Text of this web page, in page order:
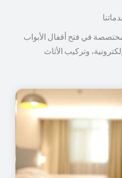
في فتح أقفال الأبواب